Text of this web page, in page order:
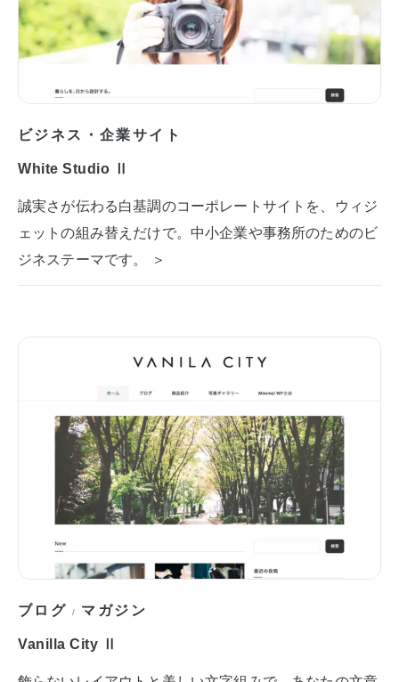
ビジネス・企業サイト
White Studio Ⅱ
誠実さが伝わる白基調のコーポレートサイトを、ウィジ
ェットの組み替えだけで。中小企業や事務所のためのビ
ジネステーマです。 ＞
ブログ / マガジン
Vanilla City Ⅱ